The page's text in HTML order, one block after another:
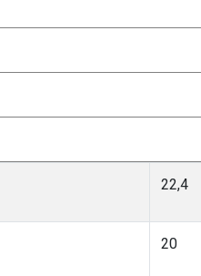
22,4
20